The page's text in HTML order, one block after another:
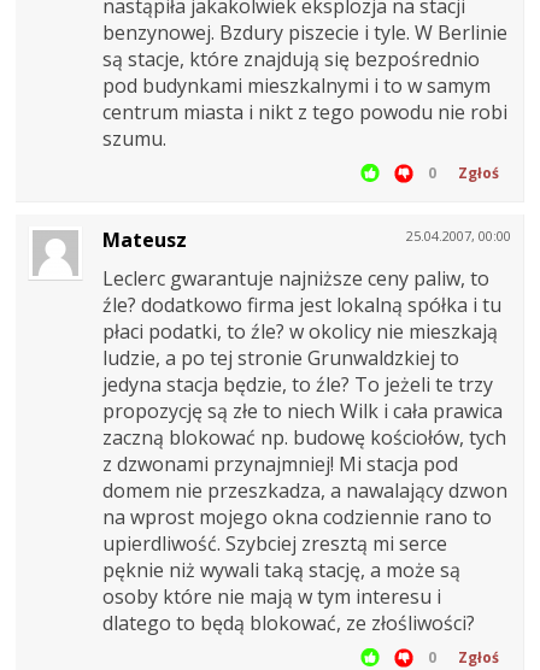
nastąpiła jakakolwiek eksplozja na stacji
benzynowej. Bzdury piszecie i tyle. W Berlinie
są stacje, które znajdują się bezpośrednio
pod budynkami mieszkalnymi i to w samym
centrum miasta i nikt z tego powodu nie robi
szumu.
0 Zgłoś
25.04.2007, 00:00
Mateusz
Leclerc gwarantuje najniższe ceny paliw, to
źle? dodatkowo firma jest lokalną spółka i tu
płaci podatki, to źle? w okolicy nie mieszkają
ludzie, a po tej stronie Grunwaldzkiej to
jedyna stacja będzie, to źle? To jeżeli te trzy
propozycję są złe to niech Wilk i cała prawica
zaczną blokować np. budowę kościołów, tych
z dzwonami przynajmniej! Mi stacja pod
domem nie przeszkadza, a nawalający dzwon
na wprost mojego okna codziennie rano to
upierdliwość. Szybciej zresztą mi serce
pęknie niż wywali taką stację, a może są
osoby które nie mają w tym interesu i
dlatego to będą blokować, ze złośliwości?
0 Zgłoś